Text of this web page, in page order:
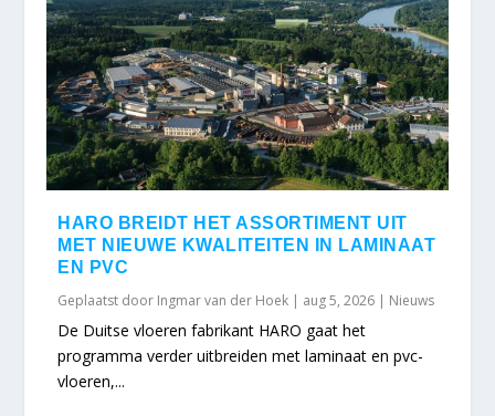
HARO BREIDT HET ASSORTIMENT UIT
MET NIEUWE KWALITEITEN IN LAMINAAT
EN PVC
Geplaatst door Ingmar van der Hoek | aug 5, 2026 | Nieuws
De Duitse vloeren fabrikant HARO gaat het
programma verder uitbreiden met laminaat en pvc-
vloeren,...